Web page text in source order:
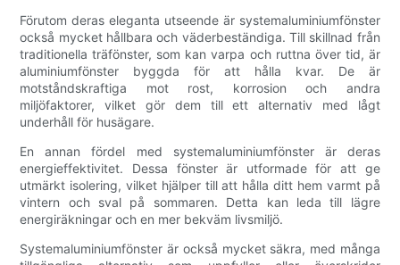
Förutom deras eleganta utseende är systemaluminiumfönster
också mycket hållbara och väderbeständiga. Till skillnad från
traditionella träfönster, som kan varpa och ruttna över tid, är
aluminiumfönster byggda för att hålla kvar. De är
motståndskraftiga mot rost, korrosion och andra
miljöfaktorer, vilket gör dem till ett alternativ med lågt
underhåll för husägare.
En annan fördel med systemaluminiumfönster är deras
energieffektivitet. Dessa fönster är utformade för att ge
utmärkt isolering, vilket hjälper till att hålla ditt hem varmt på
vintern och sval på sommaren. Detta kan leda till lägre
energiräkningar och en mer bekväm livsmiljö.
Systemaluminiumfönster är också mycket säkra, med många